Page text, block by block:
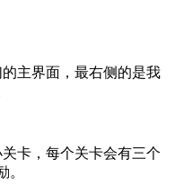
主界面，最右侧的是我
卡，每个关卡会有三个
。